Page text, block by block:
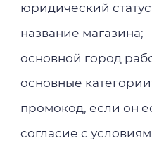
юридический
название магазина;
основной город
основные
промокод, если он
согласие с